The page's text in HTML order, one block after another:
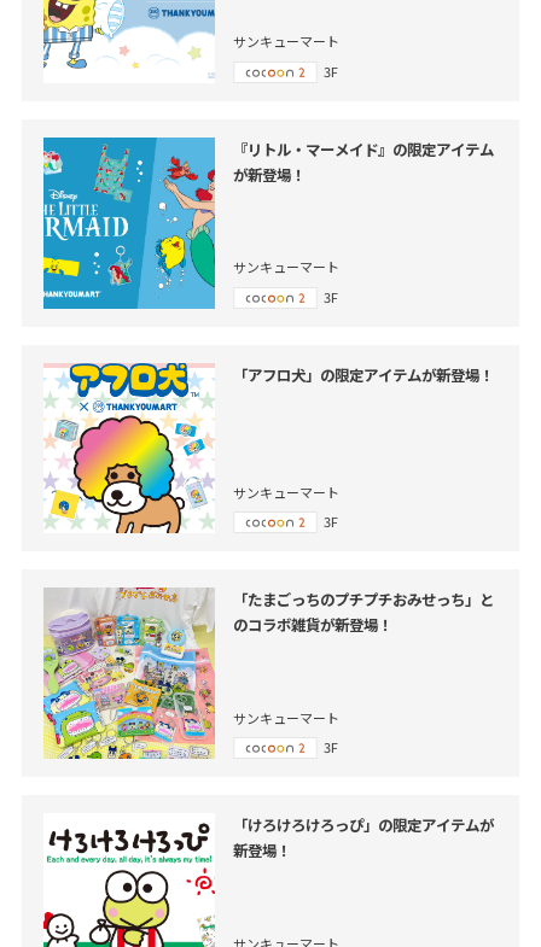
サンキューマート
3F
『リトル・マーメイド』の限定アイテム
が新登場！
サンキューマート
3F
「アフロ犬」の限定アイテムが新登場！
サンキューマート
3F
「たまごっちのプチプチおみせっち」と
のコラボ雑貨が新登場！
サンキューマート
3F
「けろけろけろっぴ」の限定アイテムが
新登場！
サンキューマート